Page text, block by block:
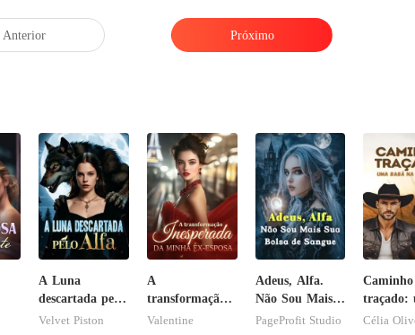
Anterior Próximo
A Luna
descartada pelo
Alfa
Velvet Piston
A
transformação
inesperada da
Valentine
Adeus, Alfa.
Não Sou Mais
Sua Bolsa de
PageProfit Studio
Caminho
traçado:
babá na
Célia